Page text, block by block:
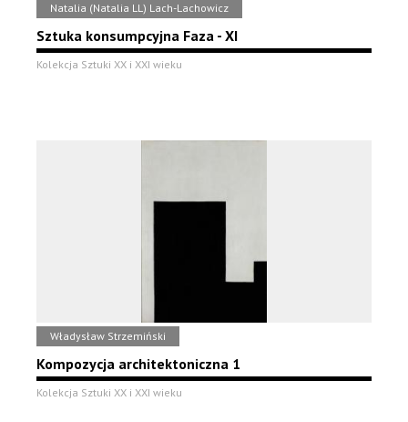
Natalia (Natalia LL) Lach-Lachowicz
Sztuka konsumpcyjna Faza - XI
Kolekcja Sztuki XX i XXI wieku
Władysław Strzemiński
Kompozycja architektoniczna 1
Kolekcja Sztuki XX i XXI wieku